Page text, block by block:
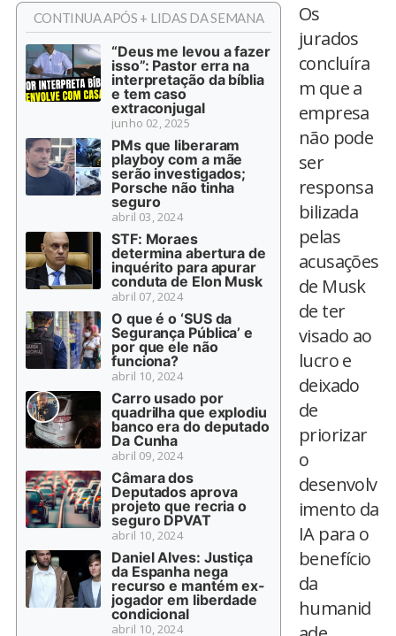
CONTINUA APÓS + LIDAS DA SEMANA
“Deus me levou a fazer
isso”: Pastor erra na
interpretação da bíblia
e tem caso
extraconjugal
junho 02, 2025
PMs que liberaram
playboy com a mãe
serão investigados;
Porsche não tinha
seguro
abril 03, 2024
STF: Moraes
determina abertura de
inquérito para apurar
conduta de Elon Musk
abril 07, 2024
O que é o ‘SUS da
Segurança Pública’ e
por que ele não
funciona?
abril 10, 2024
Carro usado por
quadrilha que explodiu
banco era do deputado
Da Cunha
abril 09, 2024
Câmara dos
Deputados aprova
projeto que recria o
seguro DPVAT
abril 10, 2024
Daniel Alves: Justiça
da Espanha nega
recurso e mantém ex-
jogador em liberdade
condicional
abril 10, 2024
Os
jurados
concluíra
m que a
empresa
não pode
ser
responsa
bilizada
pelas
acusações
de Musk
de ter
visado ao
lucro e
deixado
de
priorizar
o
desenvolv
imento da
IA para o
benefício
da
humanid